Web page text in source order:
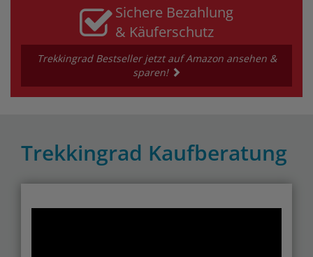
Sichere Bezahlung
& Käuferschutz
Trekkingrad Bestseller jetzt auf Amazon ansehen &
sparen!
Trekkingrad Kaufberatung